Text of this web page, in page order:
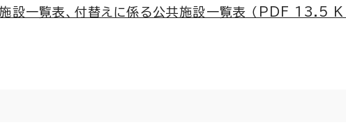
設一覧表、付替えに係る公共施設一覧表 （PDF 13.5